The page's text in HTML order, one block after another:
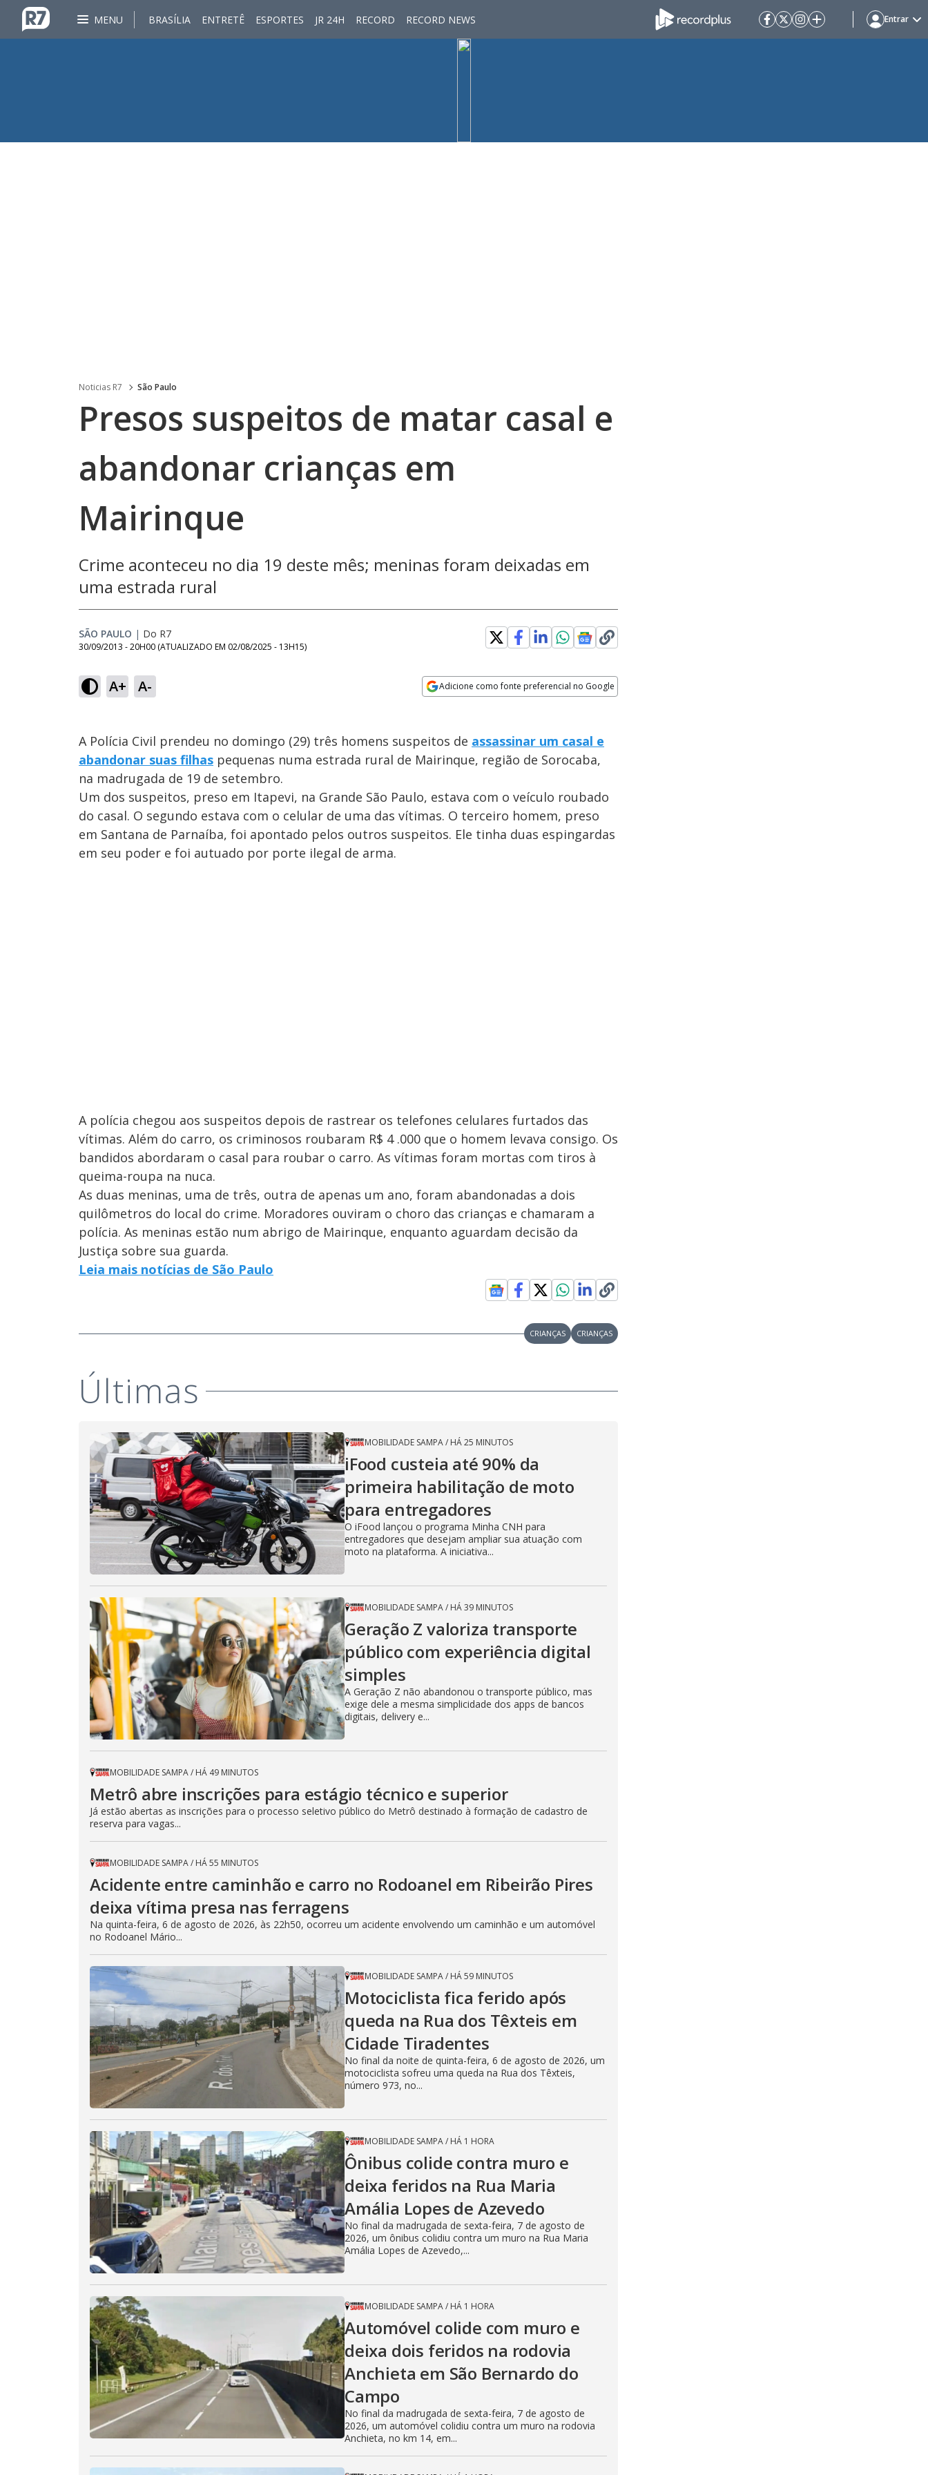
MENU BRASÍLIA ENTRETÊ ESPORTES JR 24H RECORD RECORD NEWS Entrar
Noticias R7 São Paulo
Presos suspeitos de matar casal e
abandonar crianças em
Mairinque
Crime aconteceu no dia 19 deste mês; meninas foram deixadas em
uma estrada rural
SÃO PAULO | Do R7
30/09/2013 - 20H00 (ATUALIZADO EM 02/08/2025 - 13H15)
A+ A- Adicione como fonte preferencial no Google
A Polícia Civil prendeu no domingo (29) três homens suspeitos de assassinar um casal e
abandonar suas filhas pequenas numa estrada rural de Mairinque, região de Sorocaba,
na madrugada de 19 de setembro.
Um dos suspeitos, preso em Itapevi, na Grande São Paulo, estava com o veículo roubado
do casal. O segundo estava com o celular de uma das vítimas. O terceiro homem, preso
em Santana de Parnaíba, foi apontado pelos outros suspeitos. Ele tinha duas espingardas
em seu poder e foi autuado por porte ilegal de arma.
A polícia chegou aos suspeitos depois de rastrear os telefones celulares furtados das
vítimas. Além do carro, os criminosos roubaram R$ 4 .000 que o homem levava consigo. Os
bandidos abordaram o casal para roubar o carro. As vítimas foram mortas com tiros à
queima-roupa na nuca.
As duas meninas, uma de três, outra de apenas um ano, foram abandonadas a dois
quilômetros do local do crime. Moradores ouviram o choro das crianças e chamaram a
polícia. As meninas estão num abrigo de Mairinque, enquanto aguardam decisão da
Justiça sobre sua guarda.
Leia mais notícias de São Paulo
CRIANÇAS CRIANÇAS
Últimas
MOBILIDADE SAMPA/ HÁ 25 MINUTOS
iFood custeia até 90% da
primeira habilitação de moto
para entregadores
O iFood lançou o programa Minha CNH para
entregadores que desejam ampliar sua atuação com
moto na plataforma. A iniciativa...
MOBILIDADE SAMPA/ HÁ 39 MINUTOS
Geração Z valoriza transporte
público com experiência digital
simples
A Geração Z não abandonou o transporte público, mas
exige dele a mesma simplicidade dos apps de bancos
digitais, delivery e...
MOBILIDADE SAMPA/ HÁ 49 MINUTOS
Metrô abre inscrições para estágio técnico e superior
Já estão abertas as inscrições para o processo seletivo público do Metrô destinado à formação de cadastro de
reserva para vagas...
MOBILIDADE SAMPA/ HÁ 55 MINUTOS
Acidente entre caminhão e carro no Rodoanel em Ribeirão Pires
deixa vítima presa nas ferragens
Na quinta-feira, 6 de agosto de 2026, às 22h50, ocorreu um acidente envolvendo um caminhão e um automóvel
no Rodoanel Mário...
MOBILIDADE SAMPA/ HÁ 59 MINUTOS
Motociclista fica ferido após
queda na Rua dos Têxteis em
Cidade Tiradentes
No final da noite de quinta-feira, 6 de agosto de 2026, um
motociclista sofreu uma queda na Rua dos Têxteis,
número 973, no...
MOBILIDADE SAMPA/ HÁ 1 HORA
Ônibus colide contra muro e
deixa feridos na Rua Maria
Amália Lopes de Azevedo
No final da madrugada de sexta-feira, 7 de agosto de
2026, um ônibus colidiu contra um muro na Rua Maria
Amália Lopes de Azevedo,...
MOBILIDADE SAMPA/ HÁ 1 HORA
Automóvel colide com muro e
deixa dois feridos na rodovia
Anchieta em São Bernardo do
Campo
No final da madrugada de sexta-feira, 7 de agosto de
2026, um automóvel colidiu contra um muro na rodovia
Anchieta, no km 14, em...